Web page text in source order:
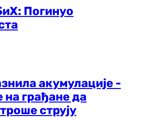
Погинуо
акумулације -
на грађане да
струју